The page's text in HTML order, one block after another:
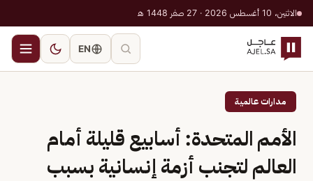
الاثنين، 10 أغسطس 2026 · 27 صفر 1448 هـ
EN
مدارات عالمية
الأمم المتحدة: أسابيع قليلة أمام
العالم لتجنب أزمة إنسانية بسبب